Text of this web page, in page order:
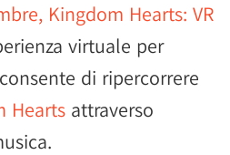
Kingdom Hearts: VR
virtuale per
di ripercorrere
Hearts attraverso